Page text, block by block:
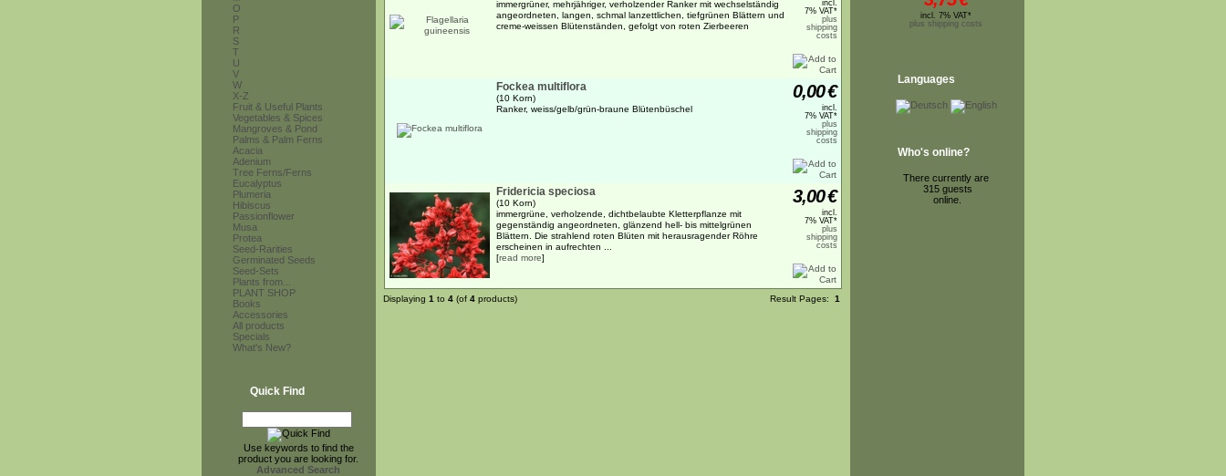
O
P
R
S
T
U
V
W
X-Z
Fruit & Useful Plants
Vegetables & Spices
Mangroves & Pond
Palms & Palm Ferns
Acacia
Adenium
Tree Ferns/Ferns
Eucalyptus
Plumeria
Hibiscus
Passionflower
Musa
Protea
Seed-Rarities
Germinated Seeds
Seed-Sets
Plants from...
PLANT SHOP
Books
Accessories
All products
Specials
What's New?
Quick Find
Use keywords to find the
product you are looking for.
Advanced Search
immergrüner, mehrjähriger, verholzender Ranker mit wechselständig
angeordneten, langen, schmal lanzettlichen, tiefgrünen Blättern und
creme-weissen Blütenständen, gefolgt von roten Zierbeeren
incl.
7% VAT*
plus
shipping
costs
Fockea multiflora
(10 Korn)
Ranker, weiss/gelb/grün-braune Blütenbüschel
0,00€
incl.
7% VAT*
plus
shipping
costs
Fridericia speciosa
(10 Korn)
immergrüne, verholzende, dichtbelaubte Kletterpflanze mit
gegenständig angeordneten, glänzend hell- bis mittelgrünen
Blättern. Die strahlend roten Blüten mit herausragender Röhre
erscheinen in aufrechten ...
[read more]
3,00€
incl.
7% VAT*
plus
shipping
costs
Displaying 1 to 4 (of 4 products) Result Pages: 1
incl. 7% VAT*
plus shipping costs
Languages
Who's online?
There currently are
315 guests
online.